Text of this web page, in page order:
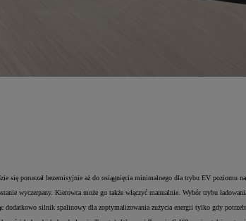
poruszał bezemisyjnie aż do osiągnięcia minimalnego dla trybu EV poziomu
wyczerpany. Kierowca może go także włączyć manualnie. Wybór trybu
silnik spalinowy dla zoptymalizowania zużycia energii tylko gdy